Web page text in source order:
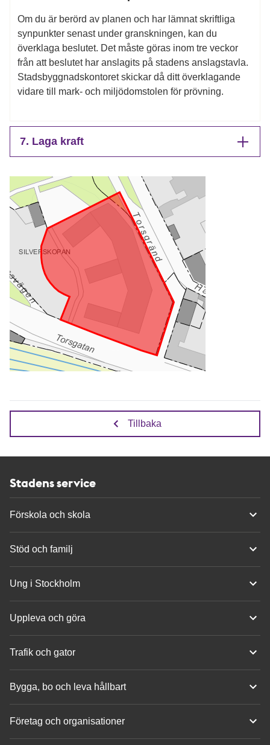
Om du är berörd av planen och har lämnat skriftliga
synpunkter senast under granskningen, kan du
överklaga beslutet. Det måste göras inom tre veckor
från att beslutet har anslagits på stadens anslagstavla.
Stadsbyggnadskontoret skickar då ditt överklagande
vidare till mark- och miljödomstolen för prövning.
7. Laga kraft
Tillbaka
Stadens service
Förskola och skola
Stöd och familj
Ung i Stockholm
Uppleva och göra
Trafik och gator
Bygga, bo och leva hållbart
Företag och organisationer